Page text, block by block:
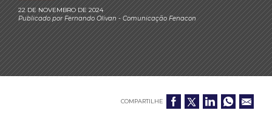
22 DE NOVEMBRO DE 2024
Publicado porFernando Olivan- Comunicação Fenacon
COMPARTILHE